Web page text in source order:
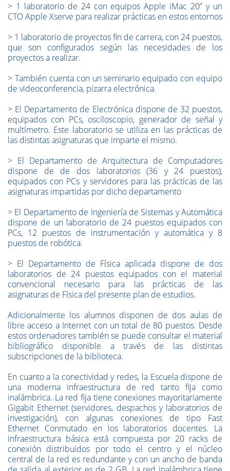
> 1 laboratorio de 24 con equipos Apple iMac 20” y un
CTO Apple Xserve para realizar prácticas en estos entornos
> 1 laboratorio de proyectos fin de carrera, con 24 puestos,
que son configurados según las necesidades de los
proyectos a realizar.
> También cuenta con un seminario equipado con equipo
de videoconferencia, pizarra electrónica.
> El Departamento de Electrónica dispone de 32 puestos,
equipados con PCs, osciloscopio, generador de señal y
multímetro. Este laboratorio se utiliza en las prácticas de
las distintas asignaturas que imparte el mismo.
> El Departamento de Arquitectura de Computadores
dispone de de dos laboratorios (36 y 24 puestos),
equipados con PCs y servidores para las prácticas de las
asignaturas impartidas por dicho departamento
> El Departamento de Ingeniería de Sistemas y Automática
dispone de un laboratorio de 24 puestos equipados con
PCs, 12 puestos de instrumentación y automática y 8
puestos de robótica.
> El Departamento de Física aplicada dispone de dos
laboratorios de 24 puestos equipados con el material
convencional necesario para las prácticas de las
asignaturas de Física del presente plan de estudios.
Adicionalmente los alumnos disponen de dos aulas de
libre acceso a Internet con un total de 80 puestos. Desde
estos ordenadores también se puede consultar el material
bibliográfico disponible a través de las distintas
subscripciones de la biblioteca.
En cuanto a la conectividad y redes, la Escuela dispone de
una moderna infraestructura de red tanto fija como
inalámbrica. La red fija tiene conexiones mayoritariamente
Gigabit Ethernet (servidores, despachos y laboratorios de
investigación), con algunas conexiones de tipo Fast
Ethernet Conmutado en los laboratorios docentes. La
infraestructura básica está compuesta por 20 racks de
conexión distribuidos por todo el centro y el núcleo
central de la red es redundante y con un ancho de banda